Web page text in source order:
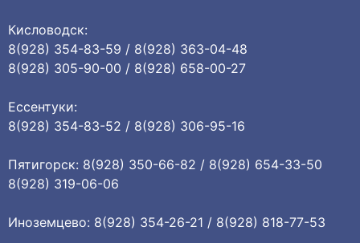
Кисловодск:
8(928) 354-83-59 / 8(928) 363-04-48
8(928) 305-90-00 / 8(928) 658-00-27
Ессентуки:
8(928) 354-83-52 / 8(928) 306-95-16
Пятигорск: 8(928) 350-66-82 / 8(928) 654-33-50
8(928) 319-06-06
Иноземцево: 8(928) 354-26-21 / 8(928) 818-77-53